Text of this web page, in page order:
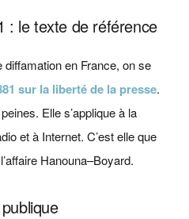
: le texte de référence
diffamation en France, on se
sur la liberté de la presse.
Elle s’applique à la
et à Internet. C’est elle que
Hanouna–Boyard.